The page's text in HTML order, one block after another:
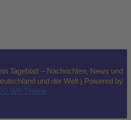
Tageblatt – Nachrichten, News und
und der Welt | Powered by
WP Theme